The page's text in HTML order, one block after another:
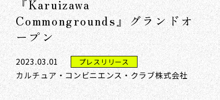
『Karuizawa
Commongrounds』グランドオ
ープン
2023.03.01 プレスリリース
カルチュア・コンビニエンス・クラブ株式会社